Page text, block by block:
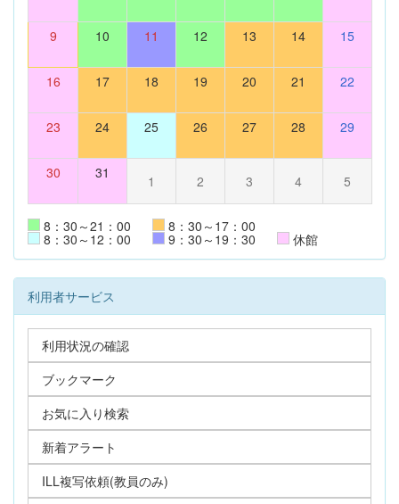
9 10 11 12 13 14 15
16 17 18 19 20 21 22
23 24 25 26 27 28 29
30 31 1 2 3 4 5
8：30～21：00 8：30～17：00
8：30～12：00 9：30～19：30 休館
利用者サービス
利用状況の確認
ブックマーク
お気に入り検索
新着アラート
ILL複写依頼(教員のみ)